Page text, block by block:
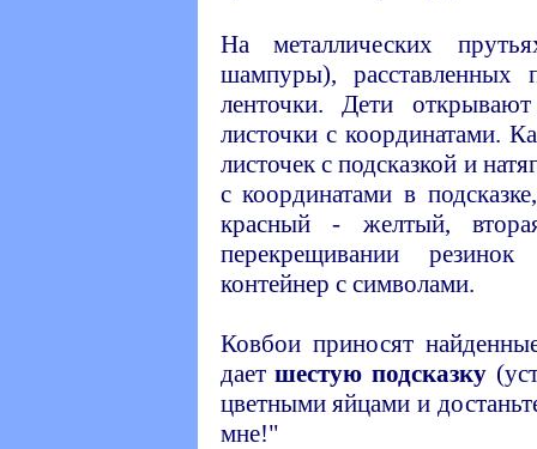
На металлических
шампуры), расставленных
ленточки. Дети
листочки с координатами.
листочек с подсказкой и
с координатами в
красный - желтый,
перекрещивании
контейнер с символами.
Ковбои приносят
даетшестую подсказку
цветными яйцами и
мне!"